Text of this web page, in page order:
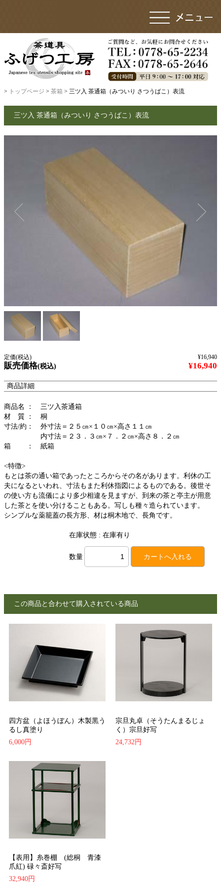
> トップページ > 茶箱 > 三ツ入 茶通箱（みついり さつうばこ）表流
三ツ入 茶通箱（みついり さつうばこ）表流
定価(税込) ¥16,940
販売価格(税込) ¥16,940
商品詳細
商品名 ： 三ツ入茶通箱
材 質 ： 桐
寸法/約： 外寸法＝２５㎝×１０㎝×高さ１１㎝
内寸法＝２３．３㎝×７．２㎝×高さ８．２㎝
箱 ： 紙箱
<特徴>
もとは茶の通い箱であったところからその名があります。利休の工
夫になるといわれ、寸法もまた利休指図によるものである。後世そ
の使い方も流儀により多少相違を見ますが、到来の茶と亭主が用意
した茶とを使い分けることもある。写しも種々造られています。
シンプルな薬籠蓋の長方形、材は桐木地で、長角です。
在庫状態 : 在庫有り
数量
この商品と合わせて購入されている商品
四方盆（よほうぼん）木製黒う
るし真塗り
6,000円
宗旦丸卓（そうたんまるじょ
く）宗旦好写
24,732円
【表用】糸巻棚 (総桐 青漆
爪紅) 碌々斎好写
32,940円